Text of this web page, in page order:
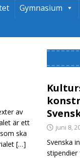
Gymnasium
av
är ett
ska
[…]
juni 8,
Svenska